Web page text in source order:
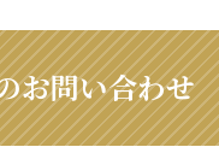
お問い合わせ